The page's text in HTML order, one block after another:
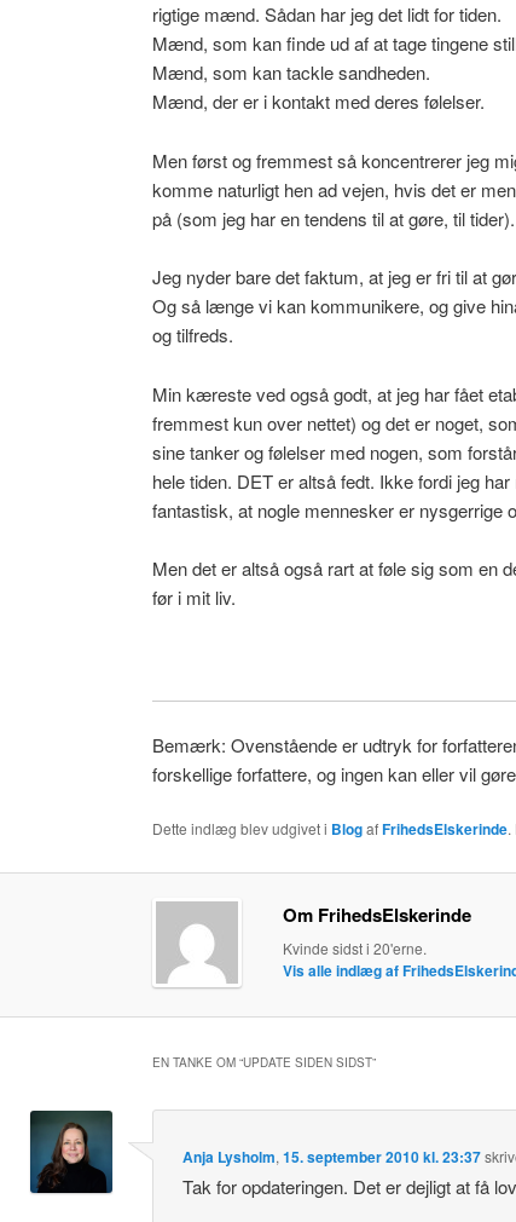
rigtige mænd. Sådan har jeg det lidt for tiden.
Mænd, som kan finde ud af at tage tingene
Mænd, som kan tackle sandheden.
Mænd, der er i kontakt med deres følelser.
Men først og fremmest så koncentrerer jeg
komme naturligt hen ad vejen, hvis det er
på (som jeg har en tendens til at gøre, til tider).
Jeg nyder bare det faktum, at jeg er fri til at
Og så længe vi kan kommunikere, og give
og tilfreds.
Min kæreste ved også godt, at jeg har fået
fremmest kun over nettet) og det er noget,
sine tanker og følelser med nogen, som
hele tiden. DET er altså fedt. Ikke fordi jeg
fantastisk, at nogle mennesker er nysgerrige
Men det er altså også rart at føle sig som en
før i mit liv.
Bemærk: Ovenstående er udtryk for
forskellige forfattere, og ingen kan eller vil
Dette indlæg blev udgivet i BlogafFrihedsElskerinde.
Om FrihedsElskerinde
Kvinde sidst i 20'erne.
Vis alle indlæg af
EN TANKE OM “UPDATE SIDEN SIDST”
Anja Lysholm,15. september 2010 kl. 23:37
Tak for opdateringen. Det er dejligt at få